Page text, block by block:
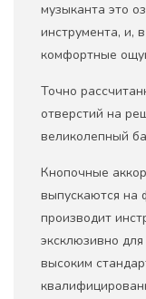
музыканта это
инструмента, и,
комфортные
Точно
отверстий на
великолепный
Кнопочные
выпускаются на
производит
эксклюзивно для
высоким